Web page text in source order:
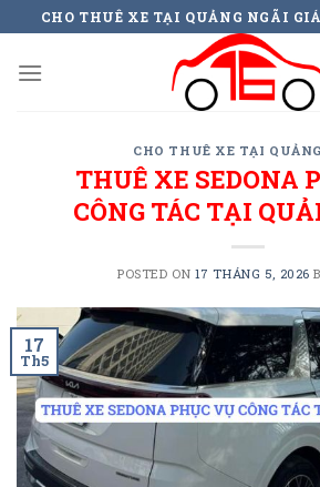
to
content
CHO THUÊ XE TẠI QUẢNG NGÃI
CHO THUÊ XE TẠI
THUÊ XE SEDONA
CÔNG TÁC TẠI
POSTED ON 17 THÁNG 5, 2026
17
Th5